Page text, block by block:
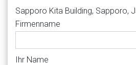
Sapporo Kita Building, Sapporo,
Firmenname
Ihr Name